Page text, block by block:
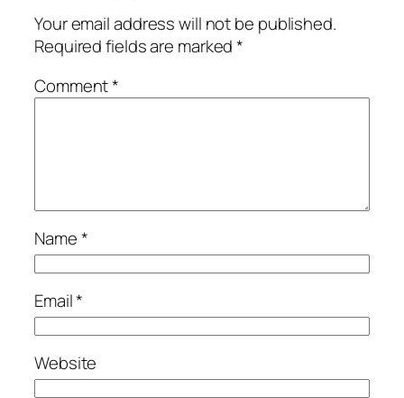
Your email address will not be published.
Required fields are marked*
Comment*
Name*
Email*
Website